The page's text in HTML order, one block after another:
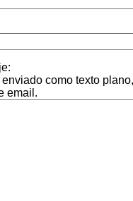
como texto
email.